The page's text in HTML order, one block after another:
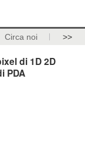
Circa noi >>
di 1D 2D
PDA